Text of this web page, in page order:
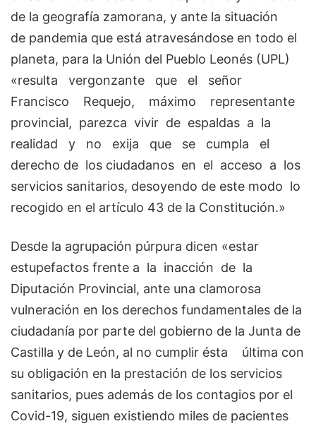
de la geografía zamorana, y ante la situación
de pandemia que está atravesándose en todo el
planeta, para la Unión del Pueblo Leonés (UPL)
«resulta vergonzante que el señor
Francisco Requejo, máximo representante
provincial, parezca vivir de espaldas a la
realidad y no exija que se cumpla el
derecho de los ciudadanos en el acceso a los
servicios sanitarios, desoyendo de este modo lo
recogido en el artículo 43 de la Constitución.»
Desde la agrupación púrpura dicen «estar
estupefactos frente a la inacción de la
Diputación Provincial, ante una clamorosa
vulneración en los derechos fundamentales de la
ciudadanía por parte del gobierno de la Junta de
Castilla y de León, al no cumplir ésta última con
su obligación en la prestación de los servicios
sanitarios, pues además de los contagios por el
Covid-19, siguen existiendo miles de pacientes